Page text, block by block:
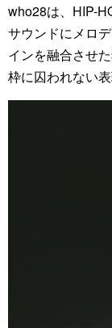
who28は、HIP-
サウンドにメロ
インを融合させ
枠に囚われない